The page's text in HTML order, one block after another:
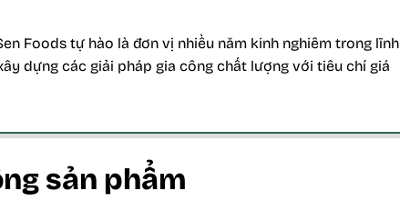
Foods tự hào là đơn vị nhiều năm kinh nghiêm trong lĩnh
dựng các giải pháp gia công chất lượng với tiêu chí giá
sản phẩm